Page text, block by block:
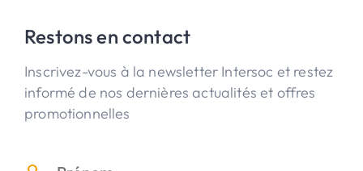
Restons en contact
Inscrivez-vous à la newsletter Intersoc et restez
informé de nos dernières actualités et offres
promotionnelles